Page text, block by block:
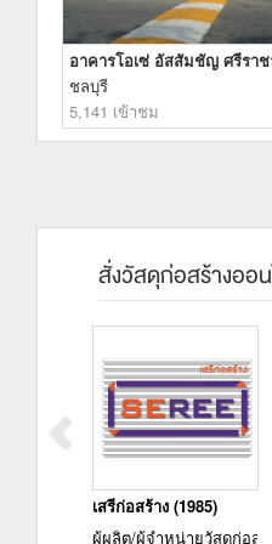
อาคารโอเซ่ อัสสัมชัญ ศรีรา
ชลบุรี
5,141 เข้าชม
สั่งวัสดุก่อสร้างออ
เสรีก่อสร้าง (1985)
ผู้ผลิต/ผู้จำหน่ายวัสดุก่อสร้า